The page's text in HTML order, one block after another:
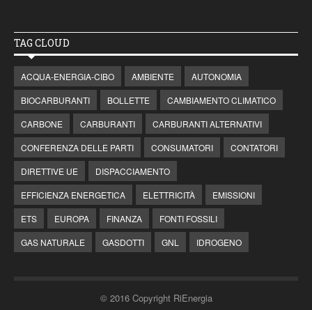
TAG CLOUD
ACQUA-ENERGIA-CIBO AMBIENTE
AUTONOMIA
BIOCARBURANTI
BOLLETTE
CAMBIAMENTO CLIMATICO
CARBONE
CARBURANTI
CARBURANTI ALTERNATIVI
CONFERENZA DELLE PARTI
CONSUMATORI
CONTATORI
DIRETTIVE UE
DISPACCIAMENTO
EFFICIENZA ENERGETICA
ELETTRICITÀ
EMISSIONI
ETS
EUROPA FINANZA
FONTI FOSSILI
GAS NATURALE
GASDOTTI GNL IDROGENO
© 2016 Copyright RiEnergia